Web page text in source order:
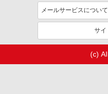
メールサービスについて
サイ
(c)